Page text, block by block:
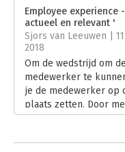
employee experience.
praktijkcasussen van o.a.
Hutten en Kinki Kappers.
Verschijningsdatum:
Hoofdrubriek:
Employee experience
actueel en relevant '
Sjors van Leeuwen |
2018
Om de wedstrijd om
medewerker te
je de medewerker op
plaats zetten. Door
een geweldige
manier om een